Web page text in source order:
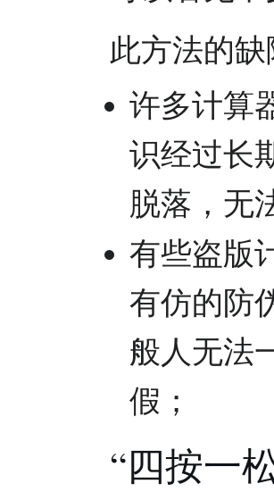
此方法的缺
许多计算
识经过长
脱落，无
有些盗版
有仿的防
般人无法
假；
“四按一